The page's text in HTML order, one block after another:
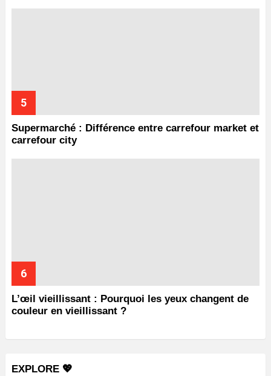
Supermarché : Différence entre carrefour market et
carrefour city
L’œil vieillissant : Pourquoi les yeux changent de
couleur en vieillissant ?
EXPLORE 💖